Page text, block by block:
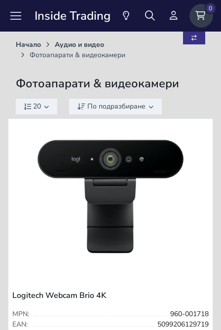
Inside Trading 0
Начало
Аудио и видео
Фотоапарати & видеокамери
Фотоапарати & видеокамери
20 По подразбиране
Logitech Webcam Brio 4K
MPN:
960-001718
EAN:
5099206129719